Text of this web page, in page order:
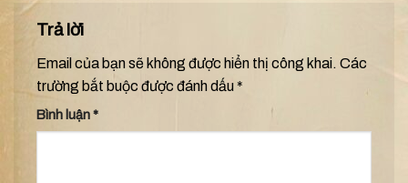
Trả lời
Email của bạn sẽ không được hiển thị công khai. Các
trường bắt buộc được đánh dấu*
Bình luận*